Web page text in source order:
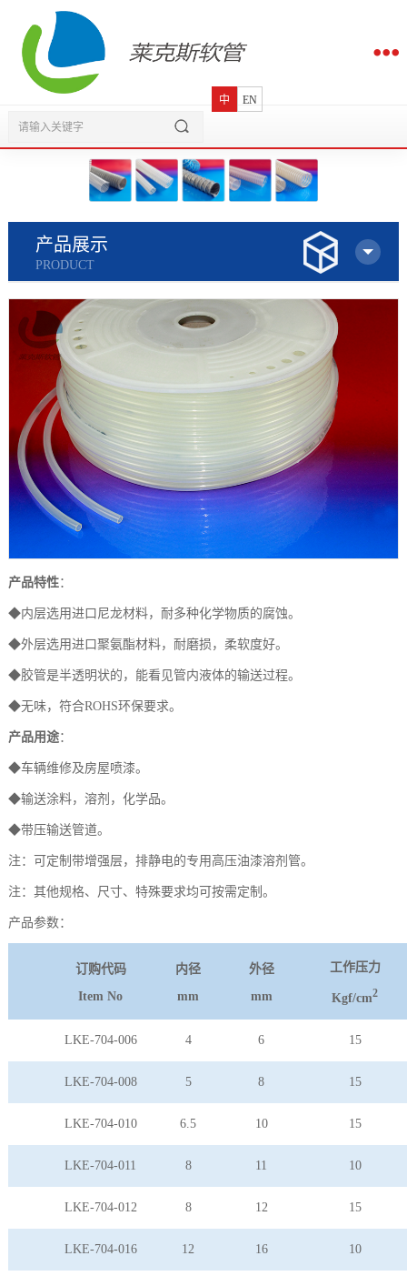
中 EN
产品展示
PRODUCT
产品特性：
◆内层选用进口尼龙材料，耐多种化学物质的腐蚀。
◆外层选用进口聚氨酯材料，耐磨损，柔软度好。
◆胶管是半透明状的，能看见管内液体的输送过程。
◆无味，符合ROHS环保要求。
产品用途：
◆车辆维修及房屋喷漆。
◆输送涂料，溶剂，化学品。
◆带压输送管道。
注：可定制带增强层，排静电的专用高压油漆溶剂管。
注：其他规格、尺寸、特殊要求均可按需定制。
产品参数：
订购代码
Item No
内径
mm
外径
mm
工作压力
Kgf/cm2
LKE-704-006 4 6 15
LKE-704-008 5 8 15
LKE-704-010 6.5 10 15
LKE-704-011 8 11 10
LKE-704-012 8 12 15
LKE-704-016 12 16 10